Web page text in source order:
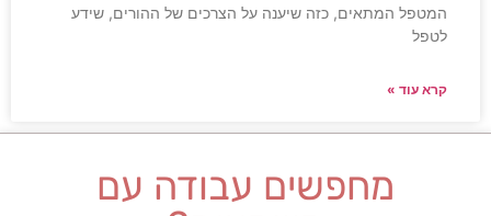
המטפל המתאים, כזה שיענה על הצרכים של ההורים, שידע
לטפל
קרא עוד »
מחפשים עבודה עם